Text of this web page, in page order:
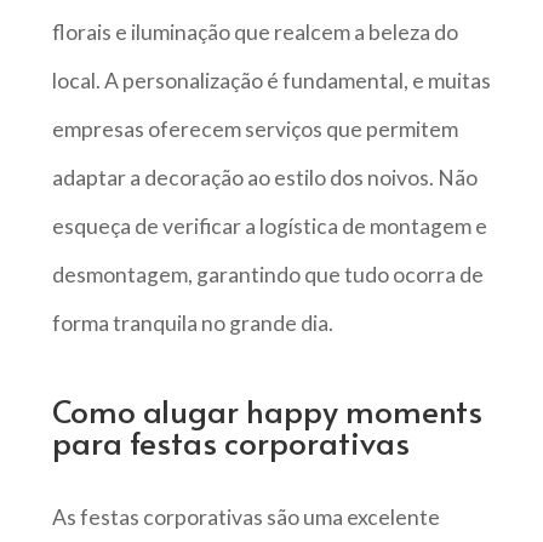
florais e iluminação que realcem a beleza do
local. A personalização é fundamental, e muitas
empresas oferecem serviços que permitem
adaptar a decoração ao estilo dos noivos. Não
esqueça de verificar a logística de montagem e
desmontagem, garantindo que tudo ocorra de
forma tranquila no grande dia.
Como alugar happy moments
para festas corporativas
As festas corporativas são uma excelente